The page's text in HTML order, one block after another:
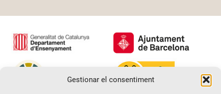
Gestionar el consentiment